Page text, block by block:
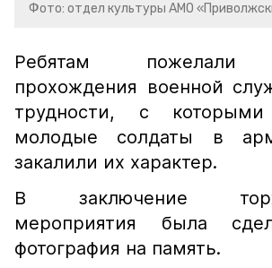
Фото: отдел культуры АМО
Ребятам пожелали
прохождения военной
трудности, с которыми
молодые солдаты в
закалили их характер.
В заключение
мероприятия была
фотография на память.